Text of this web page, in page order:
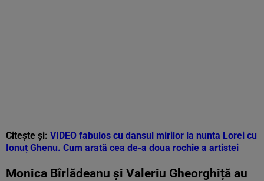
Citește și: VIDEO fabulos cu dansul mirilor la nunta Lorei cu
Ionuț Ghenu. Cum arată cea de-a doua rochie a artistei
Monica Bîrlădeanu și Valeriu Gheorghiță au